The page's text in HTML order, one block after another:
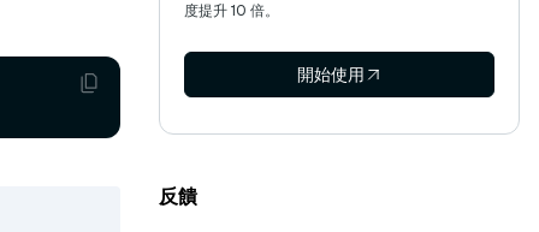
度提升 10 倍。
開始使用
反饋